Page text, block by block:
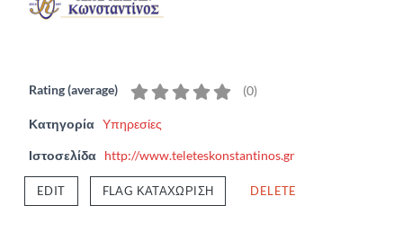
Rating (average) (0)
Κατηγορία Υπηρεσίες
Ιστοσελίδα http://www.teleteskonstantinos.gr
EDIT FLAG ΚΑΤΑΧΏΡΙΣΗ DELETE